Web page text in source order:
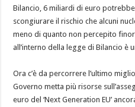
Bilancio, 6 miliardi di euro
scongiurare il rischio che alcuni
meno di quanto non percepito
all’interno della legge di Bilancio è
Ora c’è da percorrere l’ultimo
Governo metta più risorse
euro del ‘Next Generation EU’